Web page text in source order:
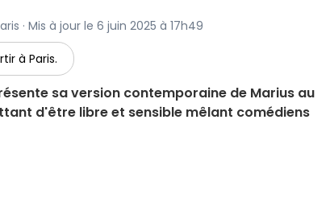
· Mis à jour le 6 juin 2025 à 17h49
à Paris.
sa version contemporaine de Marius au
d'être libre et sensible mêlant comédiens